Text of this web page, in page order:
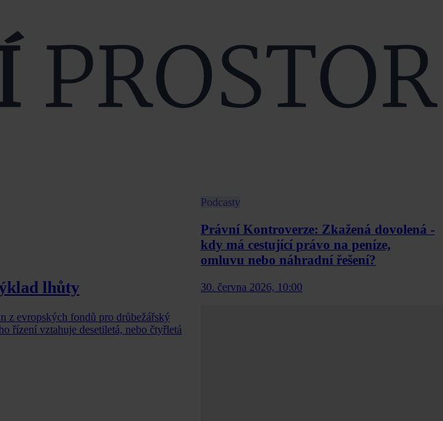
lhůty
z evropských fondů pro drůbežářský
řízení vztahuje desetiletá, nebo čtyřletá
Podcasty
Právní Kontroverze: Zkažená dovolená -
kdy má cestující právo na peníze,
omluvu nebo náhradní řešení?
30. června 2026, 10:00